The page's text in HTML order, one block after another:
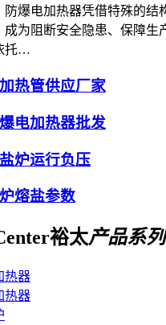
防爆电加热器凭借特殊的结
成为阻断安全隐患、保障生
托…
热管供应厂家
电加热器批发
炉运行负压
熔盐参数
裕太产品系列
热器
热器